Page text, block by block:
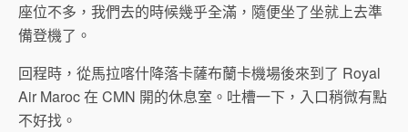
座位不多，我們去的時候幾乎全滿，隨便坐了坐就上去準
備登機了。
回程時，從馬拉喀什降落卡薩布蘭卡機場後來到了 Royal
Air Maroc 在 CMN 開的休息室。吐槽一下，入口稍微有點
不好找。